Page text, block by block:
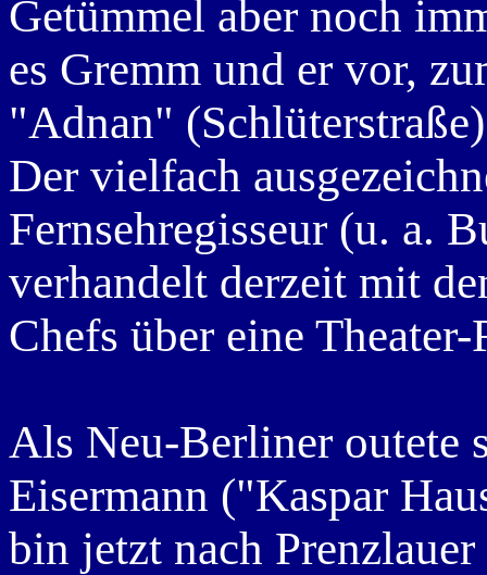
Getümmel aber noch
es Gremm und er vor,
"Adnan"
Der vielfach
Fernsehregisseur (u. a.
verhandelt derzeit mit
Chefs über eine Theater-
Als Neu-Berliner outete
Eisermann ("Kaspar
bin jetzt nach